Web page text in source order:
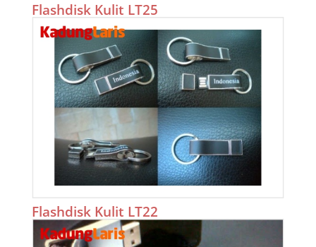
Flashdisk Kulit LT25
Flashdisk Kulit LT22